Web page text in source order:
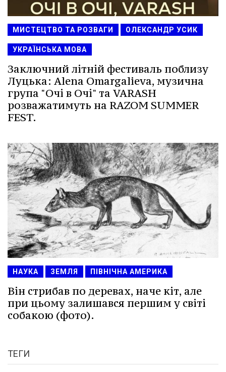
МИСТЕЦТВО ТА РОЗВАГИ ОЛЕКСАНДР УСИК
УКРАЇНСЬКА МОВА
Заключний літній фестиваль поблизу
Луцька: Alena Omargalieva, музична
група "Очі в Очі" та VARASH
розважатимуть на RAZOM SUMMER
FEST.
НАУКА ЗЕМЛЯ ПІВНІЧНА АМЕРИКА
Він стрибав по деревах, наче кіт, але
при цьому залишався першим у світі
собакою (фото).
ТЕГИ